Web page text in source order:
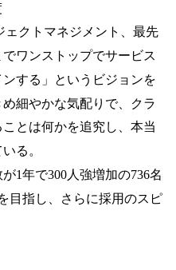
クトマネジメント、最先
ワンストップでサービス
する」というビジョンを
細やかな気配りで、クラ
とは何かを追究し、本当
る。
1年で300人強増加の736名
目指し、さらに採用のスピ